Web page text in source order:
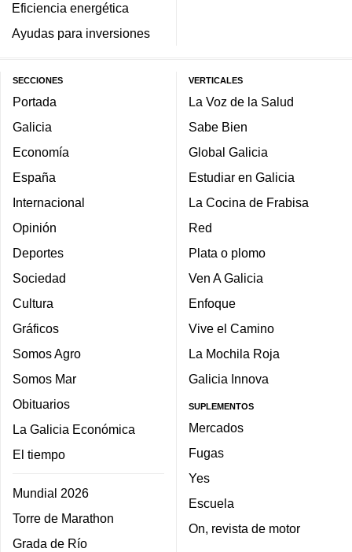
Eficiencia energética
Ayudas para inversiones
SECCIONES
Portada
Galicia
Economía
España
Internacional
Opinión
Deportes
Sociedad
Cultura
Gráficos
Somos Agro
Somos Mar
Obituarios
La Galicia Económica
El tiempo
Mundial 2026
Torre de Marathon
Grada de Río
VERTICALES
La Voz de la Salud
Sabe Bien
Global Galicia
Estudiar en Galicia
La Cocina de Frabisa
Red
Plata o plomo
Ven A Galicia
Enfoque
Vive el Camino
La Mochila Roja
Galicia Innova
SUPLEMENTOS
Mercados
Fugas
Yes
Escuela
On, revista de motor